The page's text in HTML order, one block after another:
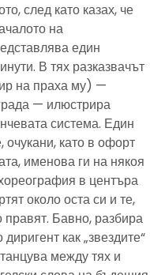
след като казах, че
на
един
В тях разказвачът
на праха му) —
— илюстрира
система. Един
като в офорт
именова ги на някоя
в центъра
около оста си и те,
правят. Бавно, разбира
как „звездите“
между тях и